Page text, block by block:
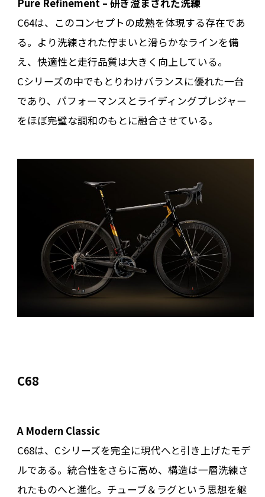
Pure Refinement – 研ぎ澄まされた洗練
C64は、このコンセプトの成熟を体現する存在であ
る。より洗練された佇まいと滑らかなラインを備
え、快適性と走行品質は大きく向上している。
Cシリーズの中でもとりわけバランスに優れた一台
であり、パフォーマンスとライディングプレジャー
をほぼ完璧な調和のもとに融合させている。
C68
A Modern Classic
C68は、Cシリーズを完全に現代へと引き上げたモデ
ルである。統合性をさらに高め、構造は一層洗練さ
れたものへと進化。チューブ＆ラグという思想を継